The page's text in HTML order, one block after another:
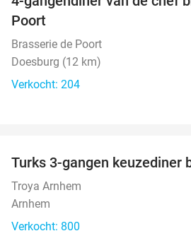
Poort
Brasserie de Poort
Doesburg (12 km)
Verkocht: 204
Turks 3-gangen keuzediner
Troya Arnhem
Arnhem
Verkocht: 800